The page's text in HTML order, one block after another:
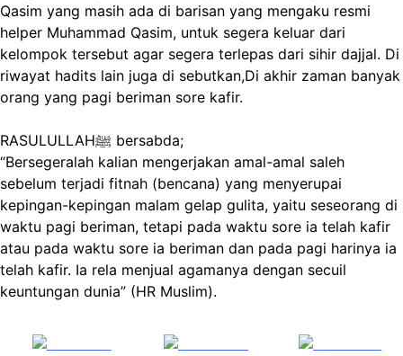
Qasim yang masih ada di barisan yang mengaku resmi
helper Muhammad Qasim, untuk segera keluar dari
kelompok tersebut agar segera terlepas dari sihir dajjal. Di
riwayat hadits lain juga di sebutkan,Di akhir zaman banyak
orang yang pagi beriman sore kafir.
RASULULLAHﷺ bersabda;
“Bersegeralah kalian mengerjakan amal-amal saleh
sebelum terjadi fitnah (bencana) yang menyerupai
kepingan-kepingan malam gelap gulita, yaitu seseorang di
waktu pagi beriman, tetapi pada waktu sore ia telah kafir
atau pada waktu sore ia beriman dan pada pagi harinya ia
telah kafir. Ia rela menjual agamanya dengan secuil
keuntungan dunia” (HR Muslim).